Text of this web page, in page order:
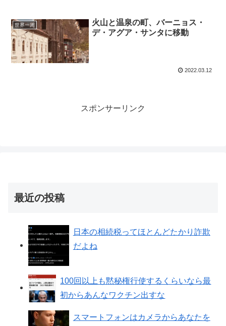
世界一周
火山と温泉の町、バーニョス・
デ・アグア・サンタに移動
2022.03.12
スポンサーリンク
最近の投稿
日本の相続税ってほとんどたかり詐欺
だよね
100回以上も黙秘権行使するくらいなら最
初からあんなワクチン出すな
スマートフォンはカメラからあなたを